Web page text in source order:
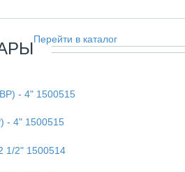
Перейти в каталог
- 4" 1500515